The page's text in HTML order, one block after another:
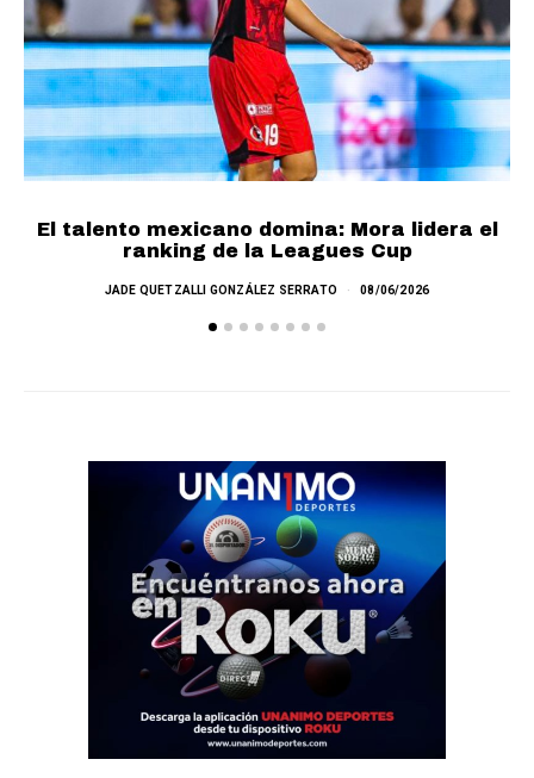
El talento mexicano domina: Mora lidera el
ranking de la Leagues Cup
JADE QUETZALLI GONZÁLEZ SERRATO 08/06/2026